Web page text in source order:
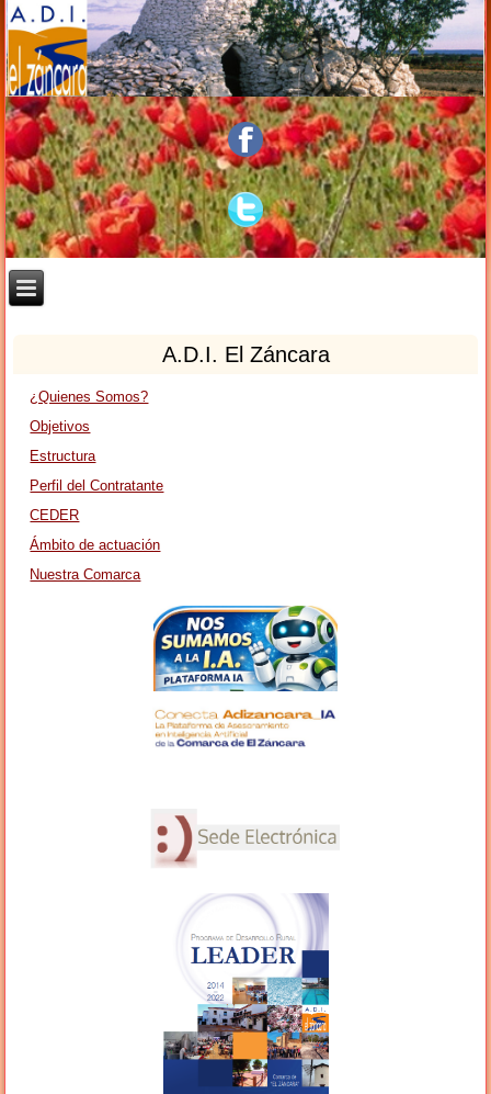
A.D.I. El Záncara
¿Quienes Somos?
Objetivos
Estructura
Perfil del Contratante
CEDER
Ámbito de actuación
Nuestra Comarca